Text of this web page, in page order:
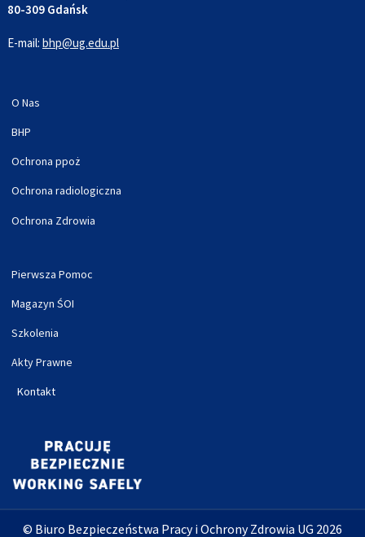
80-309 Gdańsk
E-mail: bhp@ug.edu.pl
O Nas
BHP
Ochrona ppoż
Ochrona radiologiczna
Ochrona Zdrowia
Pierwsza Pomoc
Magazyn ŚOI
Szkolenia
Akty Prawne
Kontakt
© Biuro Bezpieczeństwa Pracy i Ochrony Zdrowia UG 2026